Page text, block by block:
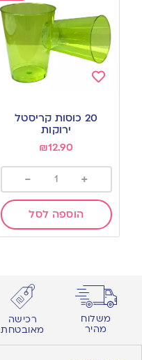
to
20 כוסות קריסטל
ירוקות
₪12.90
+
-
הוספה לסל
משלוח
מהיר
רכישה
מאובטחת